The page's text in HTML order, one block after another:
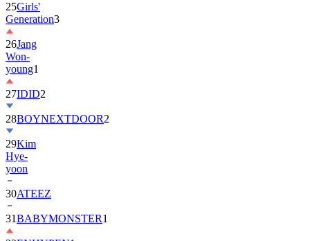
25Girls'
Generation3
26Jang
Won-
young1
27IDID2
28BOYNEXTDOOR2
29Kim
Hye-
yoon
30ATEEZ
31BABYMONSTER1